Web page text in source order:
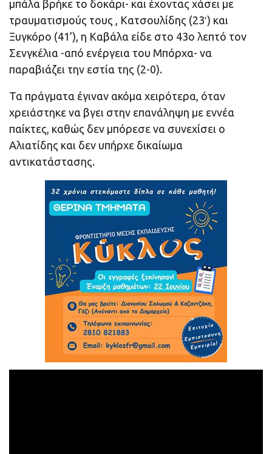
μπάλα βρήκε το δοκάρι- και έχοντας χάσει με
τραυματισμούς τους , Κατσουλίδης (23′) και
Ξυγκόρο (41’), η Καβάλα είδε στο 43ο λεπτό τον
Σενγκέλια -από ενέργεια του Μπόρχα- να
παραβιάζει την εστία της (2-0).
Τα πράγματα έγιναν ακόμα χειρότερα, όταν
χρειάστηκε να βγει στην επανάληψη με εννέα
παίκτες, καθώς δεν μπόρεσε να συνεχίσει ο
Αλιατίδης και δεν υπήρχε δικαίωμα
αντικατάστασης.